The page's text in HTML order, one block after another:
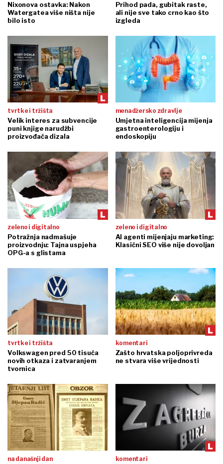
Nixonova ostavka: Nakon
Watergatea više ništa nije
bilo isto
Prihod pada, gubitak raste,
ali nije sve tako crno kao što
izgleda
tvrtke i tržišta
Velik interes za subvencije
puni knjige narudžbi
proizvođača dizala
menadžersko zdravlje
Umjetna inteligencija mijenja
gastroenterologiju i
endoskopiju
zeleno i digitalno
Potražnja nadmašuje
proizvodnju: Tajna uspjeha
OPG-a s glistama
zeleno i digitalno
AI agenti mijenjaju marketing:
Klasični SEO više nije dovoljan
tvrtke i tržišta
Volkswagen pred 50 tisuća
novih otkaza i zatvaranjem
tvornica
komentari
Zašto hrvatska poljoprivreda
ne stvara više vrijednosti
na današnji dan komentari